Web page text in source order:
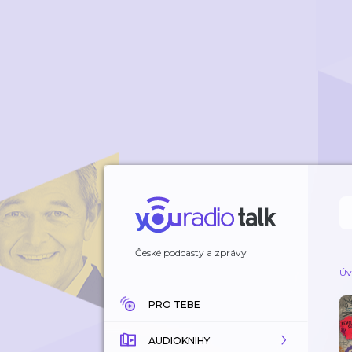
České podcasty a zprávy
PRO TEBE
AUDIOKNIHY